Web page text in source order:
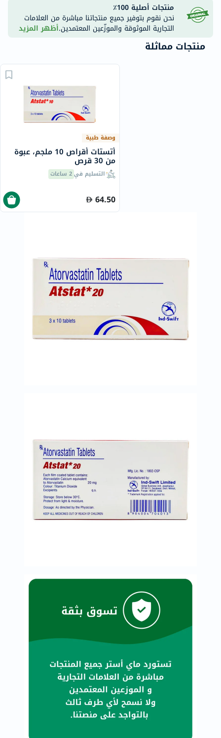
منتجات أصلية 100٪
نحن نقوم بتوفير جميع منتجاتنا مباشرة من العلامات
التجارية الموثوقة والموزّعين المعتمدين.أظهر المزيد
منتجات مماثلة
وصفة طبية
أتستات أقراص 10 ملجم، عبوة
من 30 قرص
التسليم في 2 ساعات
64.50